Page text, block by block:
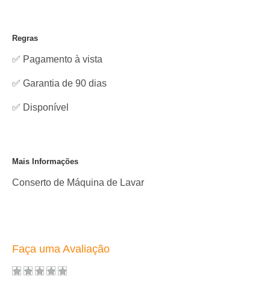
Regras
✅ Pagamento à vista
✅ Garantia de 90 dias
✅ Disponível
Mais Informações
Conserto de Máquina de Lavar
Faça uma Avaliação